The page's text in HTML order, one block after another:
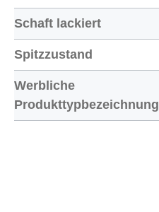
Schaft lackiert
Spitzzustand
Werbliche
Produkttypbezeichnung